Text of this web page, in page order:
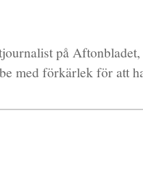
på
med förkärlek för att